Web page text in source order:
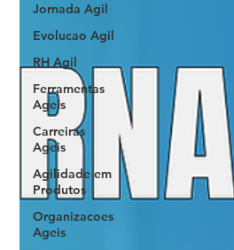
Jornada Agil
Evolucao Agil
RH Agil
Ferramentas
Ageis
Carreiras
Ageis
Agilidade em
Produtos
Organizacoes
Ageis